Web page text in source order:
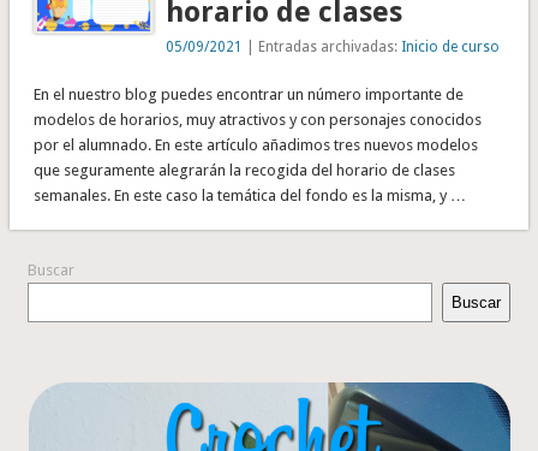
horario de clases
05/09/2021 | Entradas archivadas: Inicio de curso
En el nuestro blog puedes encontrar un número importante de
modelos de horarios, muy atractivos y con personajes conocidos
por el alumnado. En este artículo añadimos tres nuevos modelos
que seguramente alegrarán la recogida del horario de clases
semanales. En este caso la temática del fondo es la misma, y …
Buscar
Buscar